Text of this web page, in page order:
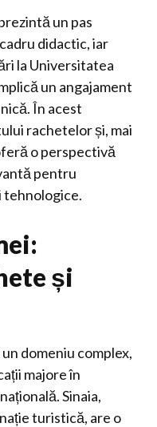
un pas
didactic, iar
la Universitatea
un angajament
În acest
rachetelor și, mai
o perspectivă
pentru
tehnologice.
și
domeniu complex,
majore în
Sinaia,
turistică, are o